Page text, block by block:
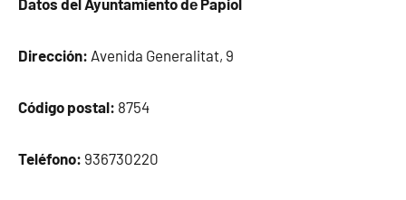
Datos del Ayuntamiento dе Papiol
Dirección: Avenida Generalitat, 9
Código postal: 8754
Teléfono: 936730220